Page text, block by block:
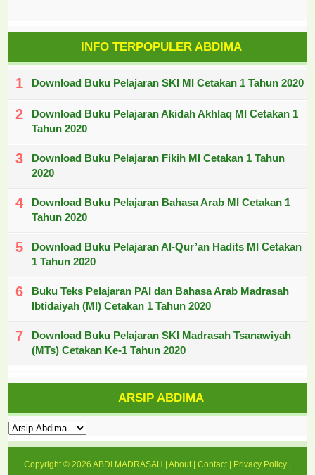
INFO TERPOPULER ABDIMA
Download Buku Pelajaran SKI MI Cetakan 1 Tahun 2020
Download Buku Pelajaran Akidah Akhlaq MI Cetakan 1
Tahun 2020
Download Buku Pelajaran Fikih MI Cetakan 1 Tahun
2020
Download Buku Pelajaran Bahasa Arab MI Cetakan 1
Tahun 2020
Download Buku Pelajaran Al-Qur’an Hadits MI Cetakan
1 Tahun 2020
Buku Teks Pelajaran PAI dan Bahasa Arab Madrasah
Ibtidaiyah (MI) Cetakan 1 Tahun 2020
Download Buku Pelajaran SKI Madrasah Tsanawiyah
(MTs) Cetakan Ke-1 Tahun 2020
ARSIP ABDIMA
Copyright © 2026 ABDI MADRASAH About| Contact| Privacy Policy